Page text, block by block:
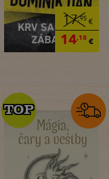
17,95€
14,18€
TOP
TOP